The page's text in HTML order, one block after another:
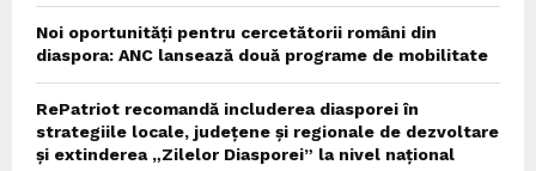
Noi oportunități pentru cercetătorii români din
diaspora: ANC lansează două programe de mobilitate
RePatriot recomandă includerea diasporei în
strategiile locale, județene și regionale de dezvoltare
și extinderea „Zilelor Diasporei” la nivel național